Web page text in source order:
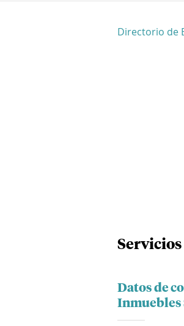
Directorio de
Servicios
Datos de
Inmuebles